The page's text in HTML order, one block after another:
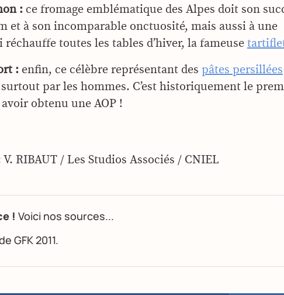
: ce fromage emblématique des Alpes doit son
et à son incomparable onctuosité, mais aussi à une
réchauffe toutes les tables d’hiver, la fameuse
: enfin, ce célèbre représentant des pâtes persillées
par les hommes. C’est historiquement le
obtenu une AOP !
RIBAUT / Les Studios Associés / CNIEL
! Voici nos sources...
GFK 2011.